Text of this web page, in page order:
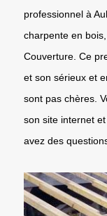
professionnel à
charpente en
Couverture. Ce
et son sérieux et
sont pas chères.
son site internet
avez des